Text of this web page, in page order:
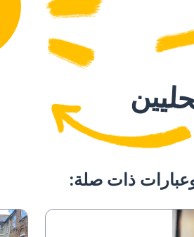
ذات صلة: